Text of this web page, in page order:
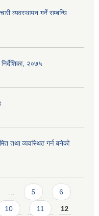
व्यवस्थापन गर्ने सम्बन्धि
२०७५
तथा व्यवस्थित गर्न बनेको
5 6
10 11 12